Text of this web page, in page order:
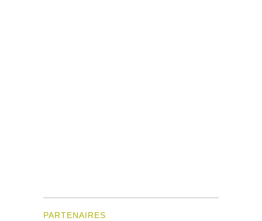
PARTENAIRES